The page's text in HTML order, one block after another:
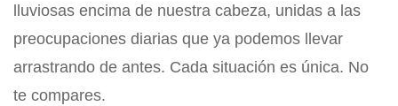
lluviosas encima de nuestra cabeza, unidas a las
preocupaciones diarias que ya podemos llevar
arrastrando de antes. Cada situación es única. No
te compares.